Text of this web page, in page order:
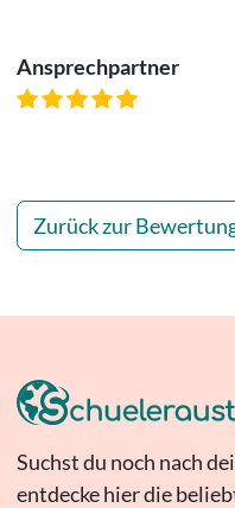
Ansprechpartner
Zurück zur
Suchst du noch nach
entdecke hier die